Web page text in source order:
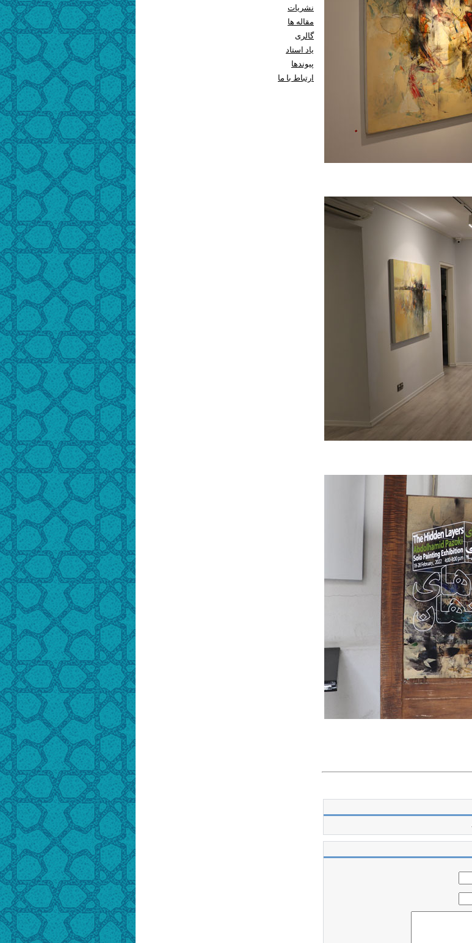
نشریات
مقاله ها
گالری
یاد استاد
پيوندها
ارتباط با ما